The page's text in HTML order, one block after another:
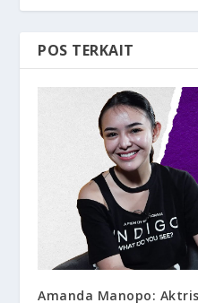
POS TERKAIT
Amanda Manopo: